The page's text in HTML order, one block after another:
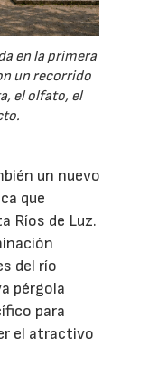
en la primera
un recorrido
el olfato, el
un nuevo
que
Ríos de Luz.
del río
pérgola
para
el atractivo